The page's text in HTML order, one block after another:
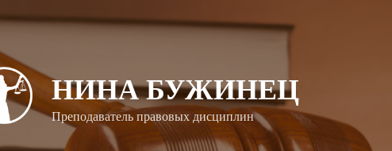
НИНА БУЖИНЕЦ
Преподаватель правовых дисциплин